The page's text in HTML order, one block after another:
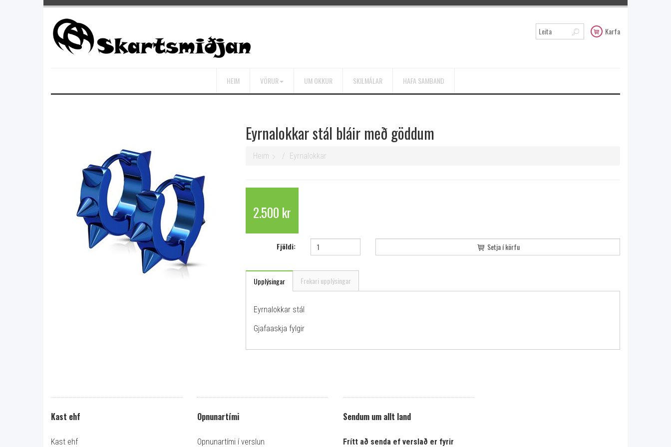
Karfa
HEIM VÖRUR UM OKKUR SKILMÁLAR HAFA SAMBAND
Eyrnalokkar stál bláir með göddum
Heim Eyrnalokkar
2.500 kr
Fjöldi: Setja í körfu
Upplýsingar Frekari upplýsingar
Eyrnalokkar stál
Gjafaaskja fylgir
Kast ehf
Kast ehf
Opnunartími
Opnunartími í verslun
Sendum um allt land
Frítt að senda ef verslað er fyrir